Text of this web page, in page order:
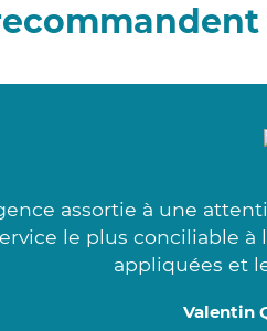
assortie à une
le plus conciliable
appliquées et
Valentin